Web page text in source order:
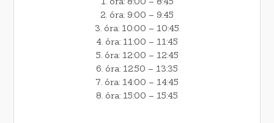
2. óra: 9:00 – 9:45
3. óra: 10:00 – 10:45
4. óra: 11:00 – 11:45
5. óra: 12:00 – 12:45
6. óra: 12:50 – 13:35
7. óra: 14:00 – 14:45
8. óra: 15:00 – 15:45